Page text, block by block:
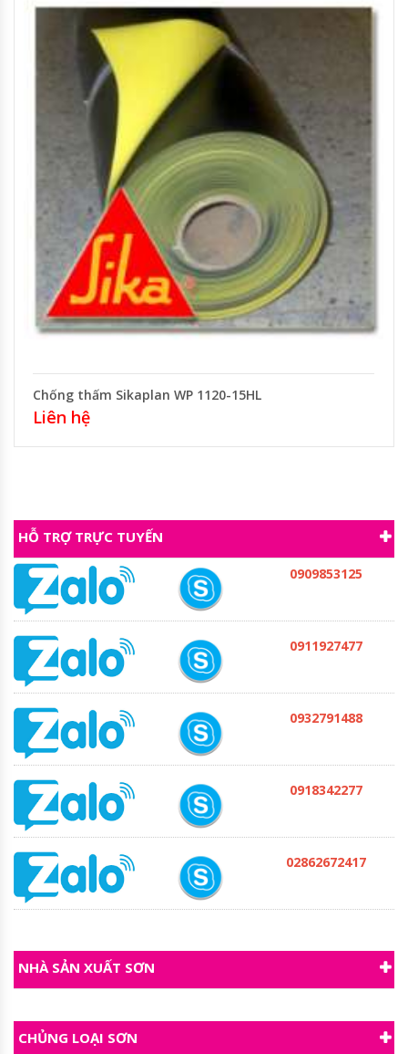
Chống thấm Sikaplan WP 1120-15HL
Liên hệ
HỖ TRỢ TRỰC TUYẾN
0909853125
0911927477
0932791488
0918342277
02862672417
NHÀ SẢN XUẤT SƠN
CHỦNG LOẠI SƠN